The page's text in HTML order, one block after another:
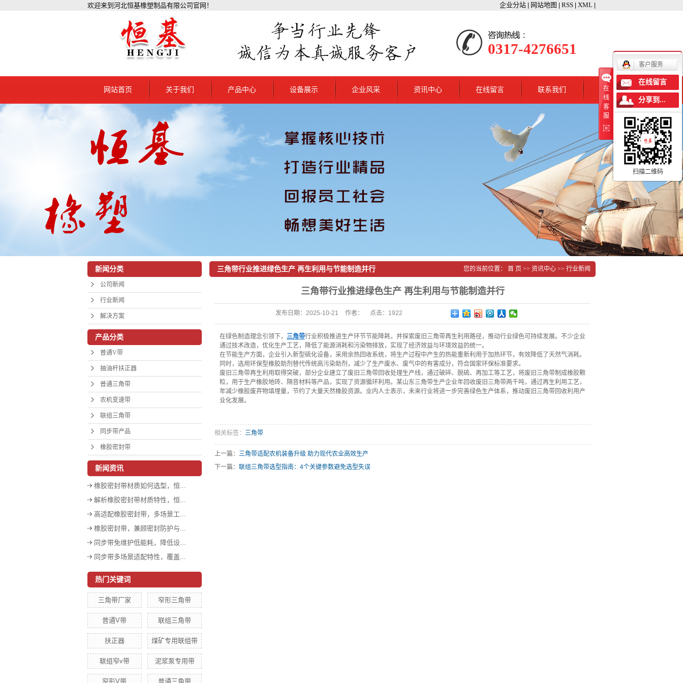
欢迎来到河北恒基橡塑制品有限公司官网！ 企业分站 网站地图 RSS XML
0317-4276651
网站首页 关于我们
公司简介
联系我们
产品中心
抽油杆扶正器
农机变速带
设备展示 企业风采 资讯中心 在线留言 联系我们
新闻分类
公司新闻
行业新闻
解决方案
产品分类
普通V带
抽油杆扶正器
普通三角带
农机变速带
联组三角带
同步带产品
橡胶密封带
新闻资讯
橡胶密封带材质如何选型，恒...
解析橡胶密封带材质特性，恒...
高适配橡胶密封带，多场景工...
橡胶密封带，兼顾密封防护与...
同步带免维护低能耗，降低设...
同步带多场景适配特性，覆盖...
热门关键词
三角带厂家 窄形三角带
普通V带 联组三角带
扶正器 煤矿专用联组带
联组窄v带 泥浆泵专用带
窄形V带 普通三角带
三角带行业推进绿色生产 再生利用与节能制造并行 您的当前位置： 首 页 >> 资讯中心 >> 行业新闻
三角带行业推进绿色生产 再生利用与节能制造并行
发布日期： 2025-10-21 作者： 点击： 1922
在绿色制造理念引领下， 三角带行业积极推进生产环节节能降耗，并探索废旧三角带再生利用路径，推动行业绿色可持续发展。不少企业
通过技术改造，优化生产工艺，降低了能源消耗和污染物排放，实现了经济效益与环境效益的统一。
在节能生产方面，企业引入新型硫化设备，采用余热回收系统，将生产过程中产生的热能重新利用于加热环节，有效降低了天然气消耗。
同时，选用环保型橡胶助剂替代传统高污染助剂，减少了生产废水、废气中的有害成分，符合国家环保标准要求。
废旧三角带再生利用取得突破，部分企业建立了废旧三角带回收处理生产线，通过破碎、脱硫、再加工等工艺，将废旧三角带制成橡胶颗
粒，用于生产橡胶地砖、隔音材料等产品，实现了资源循环利用。某山东三角带生产企业年回收废旧三角带两千吨，通过再生利用工艺，
年减少橡胶废弃物填埋量，节约了大量天然橡胶资源。业内人士表示，未来行业将进一步完善绿色生产体系，推动废旧三角带回收利用产
业化发展。
相关标签： 三角带
上一篇： 三角带适配农机装备升级 助力现代农业高效生产
下一篇： 联组三角带选型指南：4个关键参数避免选型失误
在
线
客
服
客户服务
在线留言
分享到...
扫描二维码